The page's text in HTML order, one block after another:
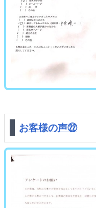
お客様の声㉒